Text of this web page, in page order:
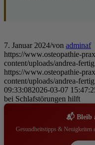
7. Januar 2024/von adminaf
https://www.osteopathie-
content/uploads/andrea-
https://www.osteopathie-
content/uploads/andrea-
09:33:082026-03-07
bei Schlafstörungen hilft
📬 Bleib
Gesundheitstipps & Neuigkeiten